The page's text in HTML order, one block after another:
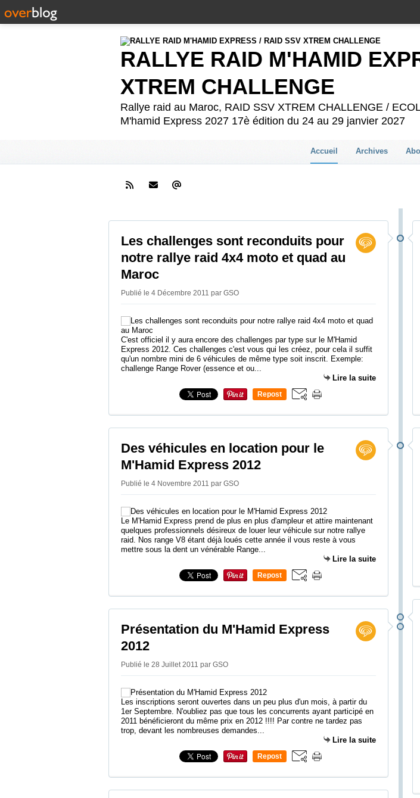
RALLYE RAID M'HAMID
XTREM CHALLENGE
Rallye raid au Maroc, RAID SSV XTREM CHALLENGE /
M'hamid Express 2027 17è édition du 24 au 29 janvier 2027
Accueil Archives
Les challenges sont reconduits pour
notre rallye raid 4x4 moto et quad au
Maroc
Publié le 4 Décembre 2011 par GSO
C'est officiel il y aura encore des challenges par type sur le M'Hamid
Express 2012. Ces challenges c'est vous qui les créez, pour cela il suffit
qu'un nombre mini de 6 véhicules de même type soit inscrit. Exemple:
challenge Range Rover (essence et ou...
Lire la suite
Repost
Des véhicules en location pour le
M'Hamid Express 2012
Publié le 4 Novembre 2011 par GSO
Le M'Hamid Express prend de plus en plus d'ampleur et attire maintenant
quelques professionnels désireux de louer leur véhicule sur notre rallye
raid. Nos range V8 étant déjà loués cette année il vous reste à vous
mettre sous la dent un vénérable Range...
Lire la suite
Repost
Présentation du M'Hamid Express
2012
Publié le 28 Juillet 2011 par GSO
Les inscriptions seront ouvertes dans un peu plus d'un mois, à partir du
1er Septembre. N'oubliez pas que tous les concurrents ayant participé en
2011 bénéficieront du même prix en 2012 !!!! Par contre ne tardez pas
trop, devant les nombreuses demandes...
Lire la suite
Repost